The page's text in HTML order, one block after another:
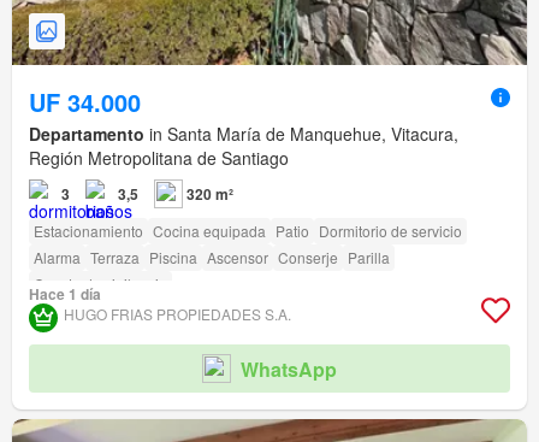
UF 34.000
Departamento in Santa María de Manquehue, Vitacura,
Región Metropolitana de Santiago
3 3,5 320 m²
Estacionamiento Cocina equipada Patio Dormitorio de servicio
Alarma Terraza Piscina Ascensor Conserje Parilla
Caseta de vigilancia
Hace 1 día
HUGO FRIAS PROPIEDADES S.A.
WhatsApp